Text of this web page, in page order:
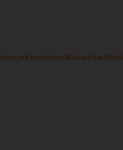
mit herrlichem Blick auf das Ötztal